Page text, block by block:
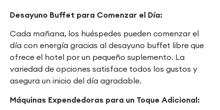
Desayuno Buffet para Comenzar el Día:
Cada mañana, los huéspedes pueden comenzar el
día con energía gracias al desayuno buffet libre que
ofrece el hotel por un pequeño suplemento. La
variedad de opciones satisface todos los gustos y
asegura un inicio del día agradable.
Máquinas Expendedoras para un Toque Adicional: